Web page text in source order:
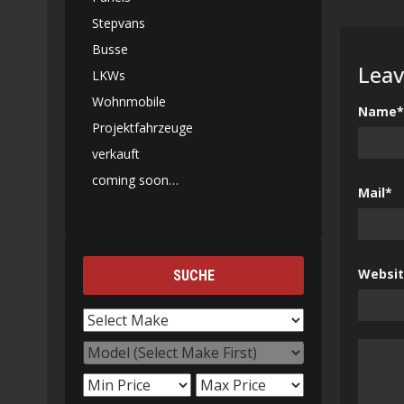
Name*
Mail*
Stepvans
Busse
LKWs
Wohnmobile
Projektfahrzeuge
verkauft
coming soon…
SUCHE